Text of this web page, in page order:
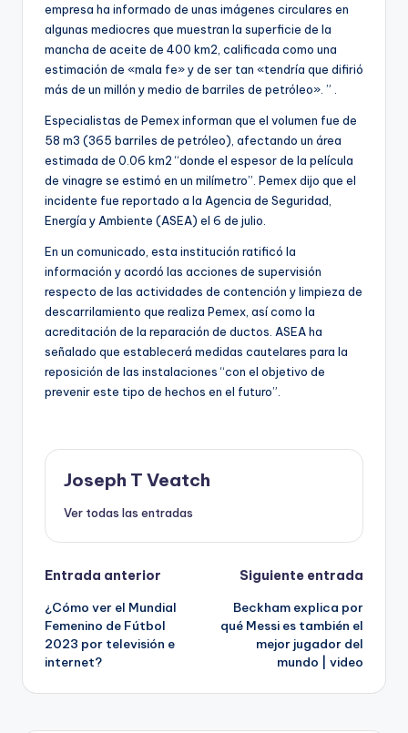
empresa ha informado de unas imágenes circulares en
algunas mediocres que muestran la superficie de la
mancha de aceite de 400 km2, calificada como una
estimación de «mala fe» y de ser tan «tendría que difirió
más de un millón y medio de barriles de petróleo». ” .
Especialistas de Pemex informan que el volumen fue de
58 m3 (365 barriles de petróleo), afectando un área
estimada de 0.06 km2 “donde el espesor de la película
de vinagre se estimó en un milímetro”. Pemex dijo que el
incidente fue reportado a la Agencia de Seguridad,
Energía y Ambiente (ASEA) el 6 de julio.
En un comunicado, esta institución ratificó la
información y acordó las acciones de supervisión
respecto de las actividades de contención y limpieza de
descarrilamiento que realiza Pemex, así como la
acreditación de la reparación de ductos. ASEA ha
señalado que establecerá medidas cautelares para la
reposición de las instalaciones “con el objetivo de
prevenir este tipo de hechos en el futuro”.
Joseph T Veatch
Ver todas las entradas
Navegación
de
entradas
Entrada anterior
¿Cómo ver el Mundial
Femenino de Fútbol
2023 por televisión e
internet?
Siguiente entrada
Beckham explica por
qué Messi es también el
mejor jugador del
mundo | video